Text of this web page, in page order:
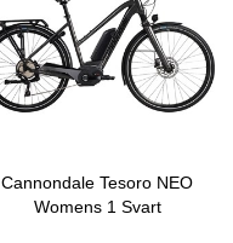
Cannondale Tesoro NEO
Womens 1 Svart